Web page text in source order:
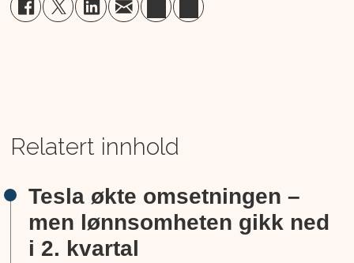
Relatert innhold
Tesla økte omsetningen –
men lønnsomheten gikk ned
i 2. kvartal